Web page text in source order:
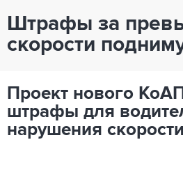
Штрафы за
скорости
Проект нового
штрафы для
нарушения скорости